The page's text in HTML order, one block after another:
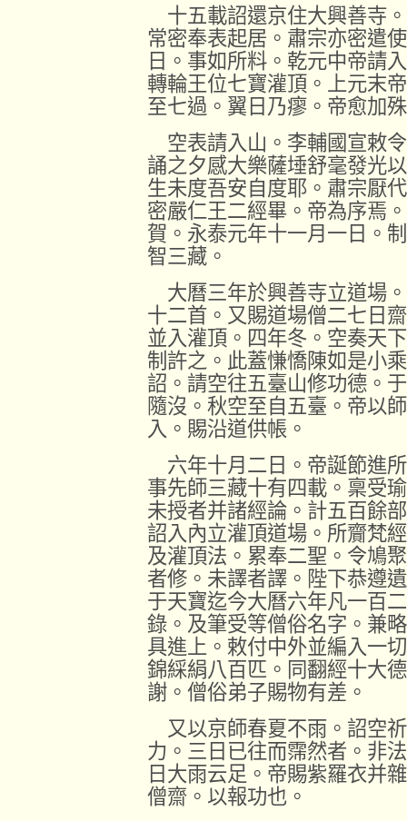
十五載詔還京住大興善寺
常密奉表起居。肅宗亦密遣
日。事如所料。乾元中帝請
轉輪王位七寶灌頂。上元末
至七過。翼日乃瘳。帝愈加
空表請入山。李輔國宣敕
誦之夕感大樂薩埵舒毫發光
生未度吾安自度耶。肅宗厭
密嚴仁王二經畢。帝為序焉
賀。永泰元年十一月一日。
智三藏。
大曆三年於興善寺立道場
十二首。又賜道場僧二七日
並入灌頂。四年冬。空奏天
制許之。此蓋慊憍陳如是小
詔。請空往五臺山修功德。
隨沒。秋空至自五臺。帝以
入。賜沿道供帳。
六年十月二日。帝誕節進
事先師三藏十有四載。稟受
未授者并諸經論。計五百餘
詔入內立灌頂道場。所齎梵
及灌頂法。累奉二聖。令鳩
者修。未譯者譯。陛下恭遵
于天寶迄今大曆六年凡一百
錄。及筆受等僧俗名字。兼
具進上。敕付中外並編入一
錦綵絹八百匹。同翻經十大
謝。僧俗弟子賜物有差。
又以京師春夏不雨。詔空
力。三日已往而霈然者。非
日大雨云足。帝賜紫羅衣并
僧齋。以報功也。